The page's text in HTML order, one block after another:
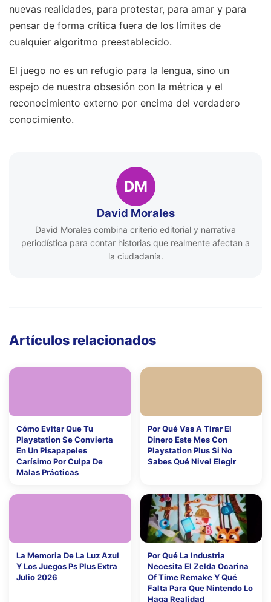
nuevas realidades, para protestar, para amar y para
pensar de forma crítica fuera de los límites de
cualquier algoritmo preestablecido.
El juego no es un refugio para la lengua, sino un
espejo de nuestra obsesión con la métrica y el
reconocimiento externo por encima del verdadero
conocimiento.
DM
David Morales
David Morales combina criterio editorial y narrativa
periodística para contar historias que realmente afectan a
la ciudadanía.
Artículos relacionados
Cómo Evitar Que Tu
Playstation Se Convierta
En Un Pisapapeles
Carísimo Por Culpa De
Malas Prácticas
Por Qué Vas A Tirar El
Dinero Este Mes Con
Playstation Plus Si No
Sabes Qué Nivel Elegir
La Memoria De La Luz Azul
Y Los Juegos Ps Plus Extra
Julio 2026
Por Qué La Industria
Necesita El Zelda Ocarina
Of Time Remake Y Qué
Falta Para Que Nintendo Lo
Haga Realidad